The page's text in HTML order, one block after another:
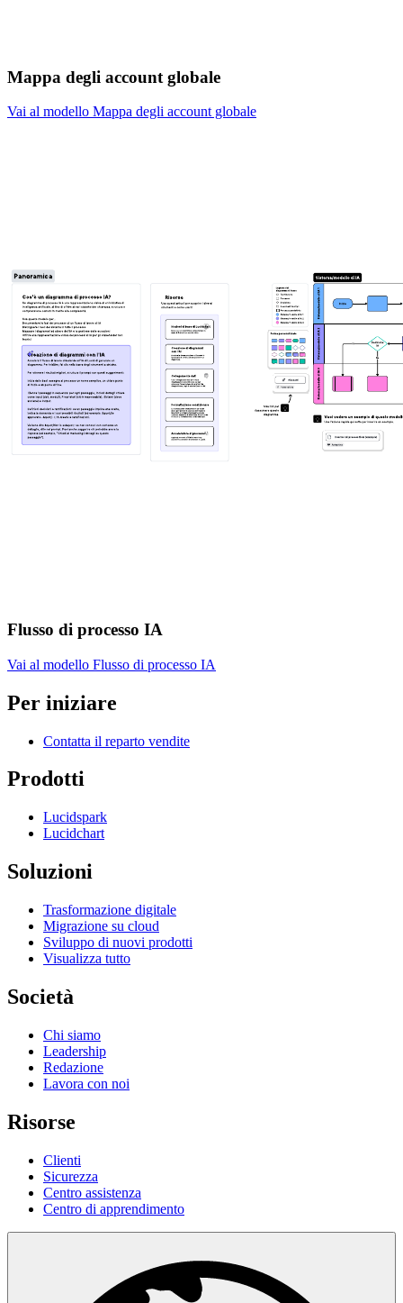
Mappa degli account globale
Vai al modello Mappa degli account globale
Flusso di processo IA
Vai al modello Flusso di processo IA
Per iniziare
Contatta il reparto vendite
Prodotti
Lucidspark
Lucidchart
Soluzioni
Trasformazione digitale
Migrazione su cloud
Sviluppo di nuovi prodotti
Visualizza tutto
Società
Chi siamo
Leadership
Redazione
Lavora con noi
Risorse
Clienti
Sicurezza
Centro assistenza
Centro di apprendimento